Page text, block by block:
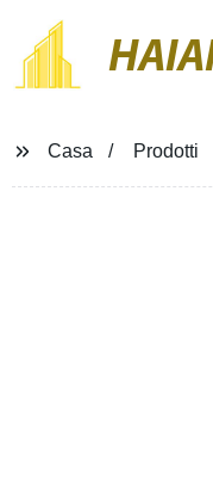
Casa Prodotti